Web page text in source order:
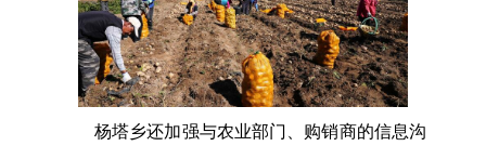
杨塔乡还加强与农业部门、购销商的信息沟